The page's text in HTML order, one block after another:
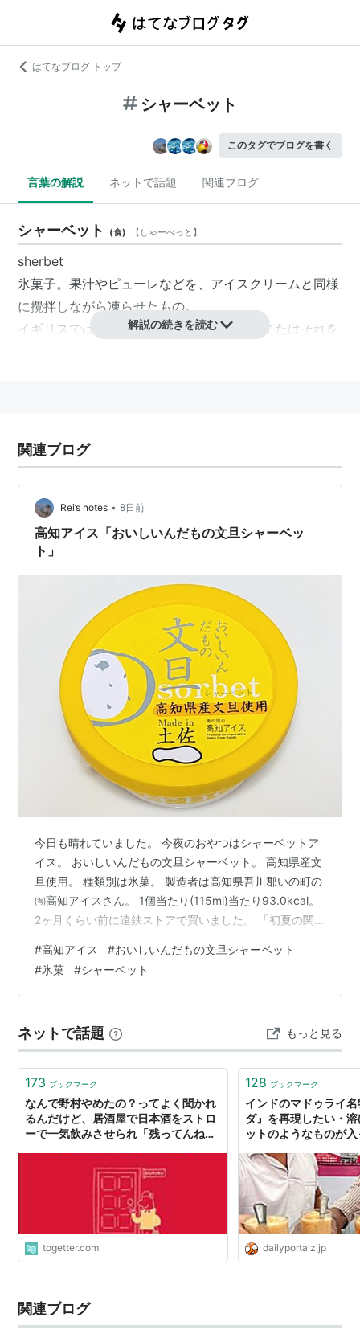
はてなブログ トップ
シャーベット
このタグでブログを書く
言葉の解説 ネットで話題 関連ブログ
シャーベット (食) 【 しゃーべっと 】
sherbet
氷菓子。果汁やピューレなどを、アイスクリームと同様
に攪拌しながら凍らせたもの。
イギリスでは炭酸ジュースの素（粉末）、またはそれを
解説の続きを読む
関連ブログ
Rei’s notes • 8日前
高知アイス「おいしいんだもの文旦シャーベッ
ト」
今日も晴れていました。 今夜のおやつはシャーベットア
イス。 おいしいんだもの文旦シャーベット。 高知県産文
旦使用。 種類別は氷菓。 製造者は高知県吾川郡いの町の
㈲高知アイスさん。 1個当たり(115ml)当たり93.0kcal。
2ヶ月くらい前に遠鉄ストアで買いました。 「初夏の関
た。 内蓋にはロゴマーク。 「Made in 土佐」をコンセプ
トに商品作りをされているそうです。 ほろ苦くて、爽や
か。 大人向けのシャーベットでした。 私は好き。 クー
の写真。 空はいろんな表情を見せてくれます…
#高知アイス #おいしいんだもの文旦シャーベット
#氷菓 #シャーベット
ネットで話題 もっと見る
173 ブックマーク
なんで野村やめたの？ってよく聞かれ
るんだけど、居酒屋で日本酒をストロ
ーで一気飲みさせられ「残ってんね
togetter.com
128 ブックマーク
インドのマドゥライ
ダ』を再現したい・
ットのようなものが
dailyportalz.jp
関連ブログ